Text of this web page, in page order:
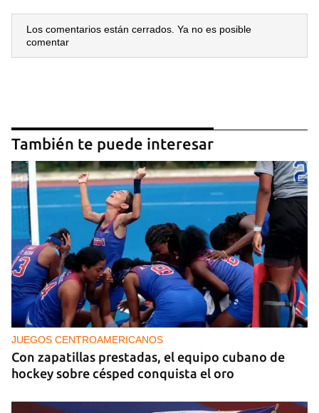
INICIAR SESIÓN CANCELAR
Los comentarios están cerrados. Ya no es posible
comentar
También te puede interesar
JUEGOS CENTROAMERICANOS
Con zapatillas prestadas, el equipo cubano de
hockey sobre césped conquista el oro